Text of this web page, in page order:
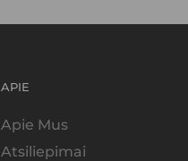
APIE
Apie Mus
Atsiliepimai